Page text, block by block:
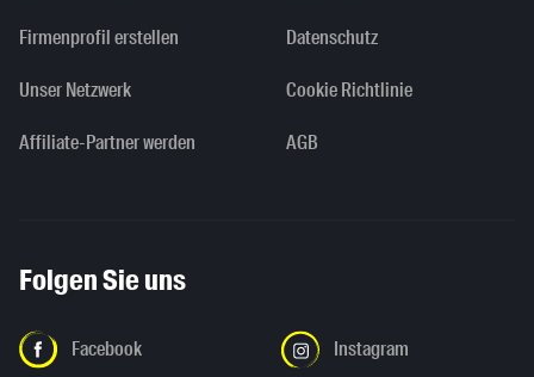
Firmenprofil erstellen
Unser Netzwerk
Affiliate-Partner werden
Datenschutz
Cookie Richtlinie
AGB
Folgen Sie uns
Facebook Instagram